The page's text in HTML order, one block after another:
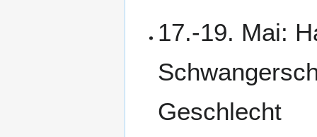
17.-19. Mai:
Geschlecht